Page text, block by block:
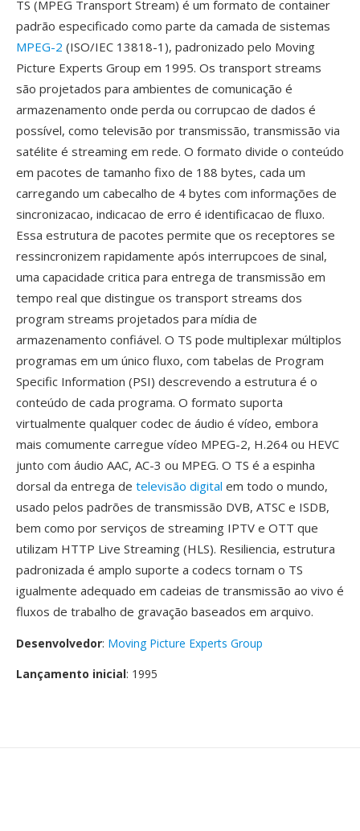
TS (MPEG Transport Stream) é um formato de container
padrão especificado como parte da camada de sistemas
MPEG-2 (ISO/IEC 13818-1), padronizado pelo Moving
Picture Experts Group em 1995. Os transport streams
são projetados para ambientes de comunicação é
armazenamento onde perda ou corrupcao de dados é
possível, como televisão por transmissão, transmissão via
satélite é streaming em rede. O formato divide o conteúdo
em pacotes de tamanho fixo de 188 bytes, cada um
carregando um cabecalho de 4 bytes com informações de
sincronizacao, indicacao de erro é identificacao de fluxo.
Essa estrutura de pacotes permite que os receptores se
ressincronizem rapidamente após interrupcoes de sinal,
uma capacidade critica para entrega de transmissão em
tempo real que distingue os transport streams dos
program streams projetados para mídia de
armazenamento confiável. O TS pode multiplexar múltiplos
programas em um único fluxo, com tabelas de Program
Specific Information (PSI) descrevendo a estrutura é o
conteúdo de cada programa. O formato suporta
virtualmente qualquer codec de áudio é vídeo, embora
mais comumente carregue vídeo MPEG-2, H.264 ou HEVC
junto com áudio AAC, AC-3 ou MPEG. O TS é a espinha
dorsal da entrega de televisão digital em todo o mundo,
usado pelos padrões de transmissão DVB, ATSC e ISDB,
bem como por serviços de streaming IPTV e OTT que
utilizam HTTP Live Streaming (HLS). Resiliencia, estrutura
padronizada é amplo suporte a codecs tornam o TS
igualmente adequado em cadeias de transmissão ao vivo é
fluxos de trabalho de gravação baseados em arquivo.
Desenvolvedor: Moving Picture Experts Group
Lançamento inicial: 1995